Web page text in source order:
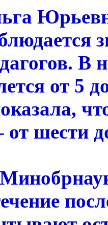
В
от 5
от шести